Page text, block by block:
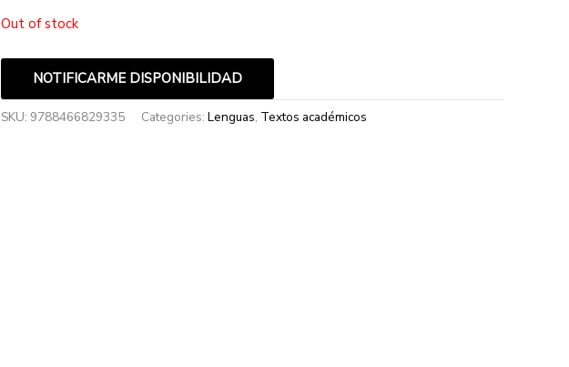
Out of stock
NOTIFICARME DISPONIBILIDAD
SKU: 9788466829335 Categories: Lenguas, Textos académicos